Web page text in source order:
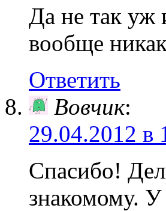
Да не так уж
вообще
Ответить
Вовчик:
29.04.2012 в
Спасибо!
знакомому. У